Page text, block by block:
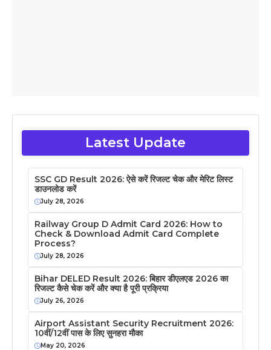
Latest Update
SSC GD Result 2026: ऐसे करें रिजल्ट चेक और मेरिट लिस्ट
डाउनलोड करें
July 28, 2026
Railway Group D Admit Card 2026: How to
Check & Download Admit Card Complete
Process?
July 28, 2026
Bihar DELED Result 2026: बिहार डीएलएड 2026 का
रिजल्ट कैसे चेक करें और क्या है पूरी प्रक्रिया
July 26, 2026
Airport Assistant Security Recruitment 2026:
10वीं/12वीं पास के लिए सुनहरा मौका
May 20, 2026